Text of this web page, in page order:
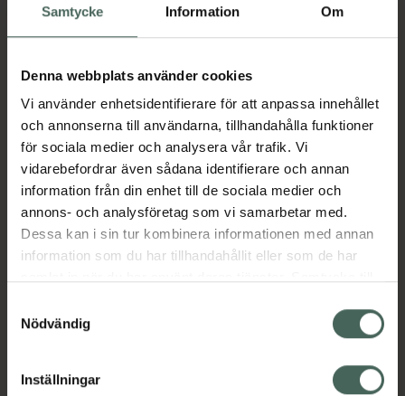
Samtycke Information Om
Denna webbplats använder cookies
Vi använder enhetsidentifierare för att anpassa innehållet
och annonserna till användarna, tillhandahålla funktioner
för sociala medier och analysera vår trafik. Vi
vidarebefordrar även sådana identifierare och annan
information från din enhet till de sociala medier och
annons- och analysföretag som vi samarbetar med.
Dessa kan i sin tur kombinera informationen med annan
information som du har tillhandahållit eller som de har
återkalla ditt samtycke via webbplatsens
cookieinställningar. Ett återkallat samtycke påverkar inte
lagligheten av behandling som skett innan återkallelsen.
Nödvändig
Inställningar
Köp via ditt recept
Aktuella erbjudanden
Beskrivning
Läs alltid bipacksedeln innan
användning.
EAN:07350096040569
Kronans Apotek finns här för dig. Du hittar oss från Skåne i